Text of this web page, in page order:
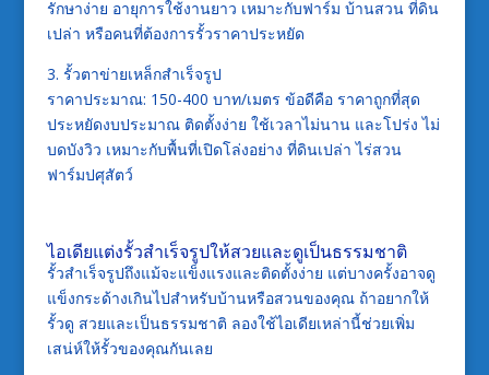
รักษาง่าย อายุการใช้งานยาว เหมาะกับฟาร์ม บ้านสวน ที่ดิน
เปล่า หรือคนที่ต้องการรั้วราคาประหยัด
3. รั้วตาข่ายเหล็กสำเร็จรูป
ราคาประมาณ: 150-400 บาท/เมตร ข้อดีคือ ราคาถูกที่สุด
ประหยัดงบประมาณ ติดตั้งง่าย ใช้เวลาไม่นาน และโปร่ง ไม่
บดบังวิว เหมาะกับพื้นที่เปิดโล่งอย่าง ที่ดินเปล่า ไร่สวน
ฟาร์มปศุสัตว์
ไอเดียแต่งรั้วสำเร็จรูปให้สวยและดูเป็นธรรมชาติ
รั้วสำเร็จรูปถึงแม้จะแข็งแรงและติดตั้งง่าย แต่บางครั้งอาจดู
แข็งกระด้างเกินไปสำหรับบ้านหรือสวนของคุณ ถ้าอยากให้
รั้วดู สวยและเป็นธรรมชาติ ลองใช้ไอเดียเหล่านี้ช่วยเพิ่ม
เสน่ห์ให้รั้วของคุณกันเลย